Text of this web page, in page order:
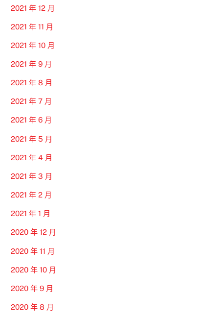
2021 年 12 月
2021 年 11 月
2021 年 10 月
2021 年 9 月
2021 年 8 月
2021 年 7 月
2021 年 6 月
2021 年 5 月
2021 年 4 月
2021 年 3 月
2021 年 2 月
2021 年 1 月
2020 年 12 月
2020 年 11 月
2020 年 10 月
2020 年 9 月
2020 年 8 月